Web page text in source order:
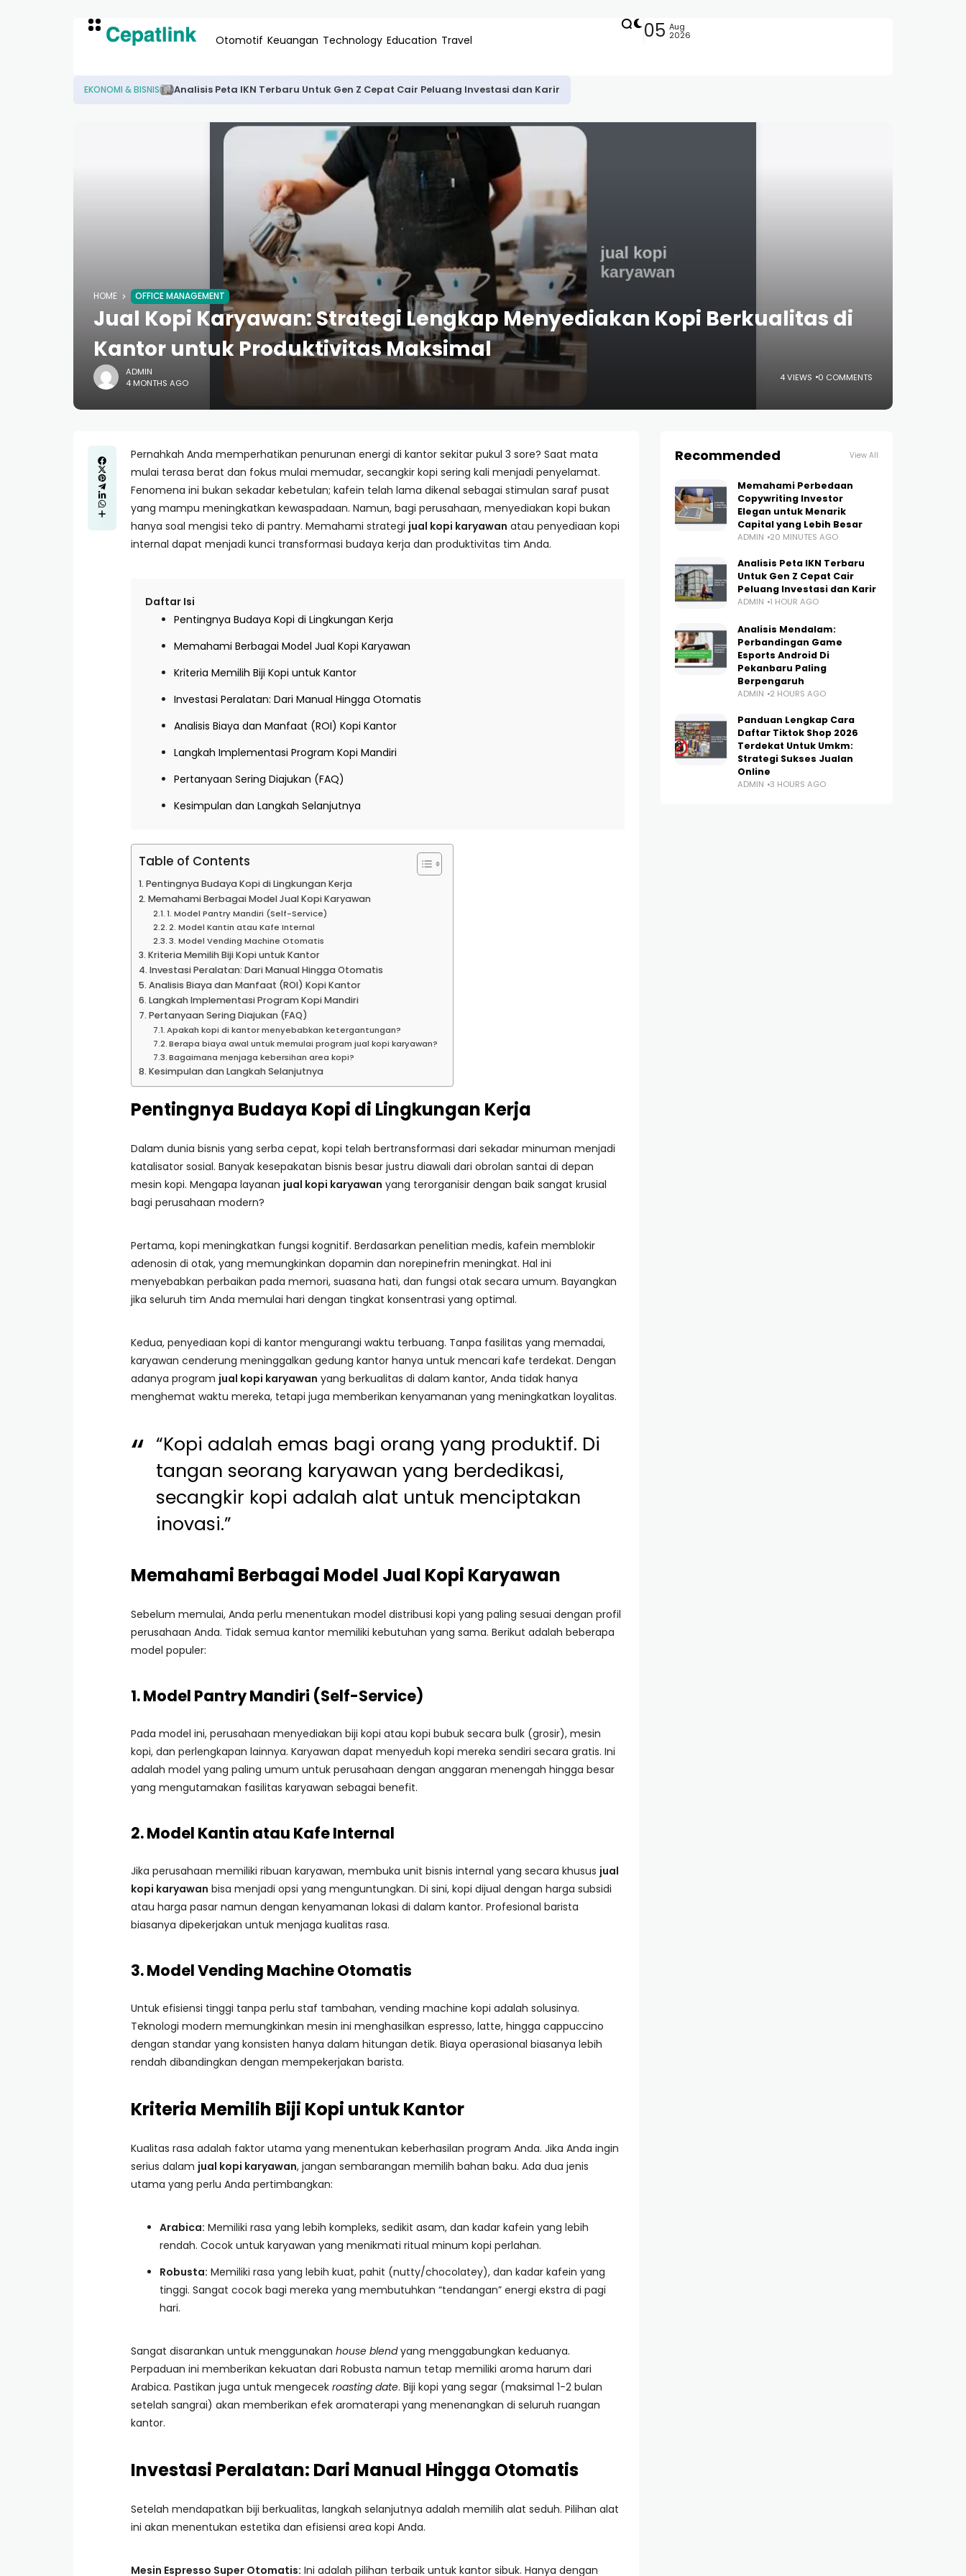
Otomotif Keuangan Technology Education Travel 05 Aug
2026
EKONOMI & BISNIS Analisis Peta IKN Terbaru Untuk Gen Z Cepat Cair Peluang Investasi dan Karir
HOME OFFICE MANAGEMENT
Jual Kopi Karyawan: Strategi Lengkap Menyediakan Kopi Berkualitas di
Kantor untuk Produktivitas Maksimal
ADMIN
4 MONTHS AGO
4 VIEWS 0 COMMENTS
Pernahkah Anda memperhatikan penurunan energi di kantor sekitar pukul 3 sore? Saat mata
mulai terasa berat dan fokus mulai memudar, secangkir kopi sering kali menjadi penyelamat.
Fenomena ini bukan sekadar kebetulan; kafein telah lama dikenal sebagai stimulan saraf pusat
yang mampu meningkatkan kewaspadaan. Namun, bagi perusahaan, menyediakan kopi bukan
hanya soal mengisi teko di pantry. Memahami strategi jual kopi karyawan atau penyediaan kopi
internal dapat menjadi kunci transformasi budaya kerja dan produktivitas tim Anda.
Daftar Isi
Pentingnya Budaya Kopi di Lingkungan Kerja
Memahami Berbagai Model Jual Kopi Karyawan
Kriteria Memilih Biji Kopi untuk Kantor
Investasi Peralatan: Dari Manual Hingga Otomatis
Analisis Biaya dan Manfaat (ROI) Kopi Kantor
Langkah Implementasi Program Kopi Mandiri
Pertanyaan Sering Diajukan (FAQ)
Kesimpulan dan Langkah Selanjutnya
Table of Contents
Pentingnya Budaya Kopi di Lingkungan Kerja
Memahami Berbagai Model Jual Kopi Karyawan
1. Model Pantry Mandiri (Self-Service)
2. Model Kantin atau Kafe Internal
3. Model Vending Machine Otomatis
Kriteria Memilih Biji Kopi untuk Kantor
Investasi Peralatan: Dari Manual Hingga Otomatis
Analisis Biaya dan Manfaat (ROI) Kopi Kantor
Langkah Implementasi Program Kopi Mandiri
Pertanyaan Sering Diajukan (FAQ)
Apakah kopi di kantor menyebabkan ketergantungan?
Berapa biaya awal untuk memulai program jual kopi karyawan?
Bagaimana menjaga kebersihan area kopi?
Kesimpulan dan Langkah Selanjutnya
Pentingnya Budaya Kopi di Lingkungan Kerja
Dalam dunia bisnis yang serba cepat, kopi telah bertransformasi dari sekadar minuman menjadi
katalisator sosial. Banyak kesepakatan bisnis besar justru diawali dari obrolan santai di depan
mesin kopi. Mengapa layanan jual kopi karyawan yang terorganisir dengan baik sangat krusial
bagi perusahaan modern?
Pertama, kopi meningkatkan fungsi kognitif. Berdasarkan penelitian medis, kafein memblokir
adenosin di otak, yang memungkinkan dopamin dan norepinefrin meningkat. Hal ini
menyebabkan perbaikan pada memori, suasana hati, dan fungsi otak secara umum. Bayangkan
jika seluruh tim Anda memulai hari dengan tingkat konsentrasi yang optimal.
Kedua, penyediaan kopi di kantor mengurangi waktu terbuang. Tanpa fasilitas yang memadai,
karyawan cenderung meninggalkan gedung kantor hanya untuk mencari kafe terdekat. Dengan
adanya program jual kopi karyawan yang berkualitas di dalam kantor, Anda tidak hanya
menghemat waktu mereka, tetapi juga memberikan kenyamanan yang meningkatkan loyalitas.
“Kopi adalah emas bagi orang yang produktif. Di
tangan seorang karyawan yang berdedikasi,
secangkir kopi adalah alat untuk menciptakan
inovasi.”
Memahami Berbagai Model Jual Kopi Karyawan
Sebelum memulai, Anda perlu menentukan model distribusi kopi yang paling sesuai dengan profil
perusahaan Anda. Tidak semua kantor memiliki kebutuhan yang sama. Berikut adalah beberapa
model populer:
1. Model Pantry Mandiri (Self-Service)
Pada model ini, perusahaan menyediakan biji kopi atau kopi bubuk secara bulk (grosir), mesin
kopi, dan perlengkapan lainnya. Karyawan dapat menyeduh kopi mereka sendiri secara gratis. Ini
adalah model yang paling umum untuk perusahaan dengan anggaran menengah hingga besar
yang mengutamakan fasilitas karyawan sebagai benefit.
2. Model Kantin atau Kafe Internal
Jika perusahaan memiliki ribuan karyawan, membuka unit bisnis internal yang secara khusus jual
kopi karyawan bisa menjadi opsi yang menguntungkan. Di sini, kopi dijual dengan harga subsidi
atau harga pasar namun dengan kenyamanan lokasi di dalam kantor. Profesional barista
biasanya dipekerjakan untuk menjaga kualitas rasa.
3. Model Vending Machine Otomatis
Untuk efisiensi tinggi tanpa perlu staf tambahan, vending machine kopi adalah solusinya.
Teknologi modern memungkinkan mesin ini menghasilkan espresso, latte, hingga cappuccino
dengan standar yang konsisten hanya dalam hitungan detik. Biaya operasional biasanya lebih
rendah dibandingkan dengan mempekerjakan barista.
Kriteria Memilih Biji Kopi untuk Kantor
Kualitas rasa adalah faktor utama yang menentukan keberhasilan program Anda. Jika Anda ingin
serius dalam jual kopi karyawan, jangan sembarangan memilih bahan baku. Ada dua jenis
utama yang perlu Anda pertimbangkan:
Arabica: Memiliki rasa yang lebih kompleks, sedikit asam, dan kadar kafein yang lebih
rendah. Cocok untuk karyawan yang menikmati ritual minum kopi perlahan.
Robusta: Memiliki rasa yang lebih kuat, pahit (nutty/chocolatey), dan kadar kafein yang
tinggi. Sangat cocok bagi mereka yang membutuhkan “tendangan” energi ekstra di pagi
hari.
Sangat disarankan untuk menggunakan house blendyang menggabungkan keduanya.
Perpaduan ini memberikan kekuatan dari Robusta namun tetap memiliki aroma harum dari
Arabica. Pastikan juga untuk mengecek roasting date. Biji kopi yang segar (maksimal 1-2 bulan
setelah sangrai) akan memberikan efek aromaterapi yang menenangkan di seluruh ruangan
kantor.
Investasi Peralatan: Dari Manual Hingga Otomatis
Setelah mendapatkan biji berkualitas, langkah selanjutnya adalah memilih alat seduh. Pilihan alat
ini akan menentukan estetika dan efisiensi area kopi Anda.
Mesin Espresso Super Otomatis: Ini adalah pilihan terbaik untuk kantor sibuk. Hanya dengan
Recommended View All
Memahami Perbedaan
Copywriting Investor
Elegan untuk Menarik
Capital yang Lebih Besar
ADMIN 20 MINUTES AGO
Analisis Peta IKN Terbaru
Untuk Gen Z Cepat Cair
Peluang Investasi dan Karir
ADMIN 1 HOUR AGO
Analisis Mendalam:
Perbandingan Game
Esports Android Di
Pekanbaru Paling
Berpengaruh
ADMIN 2 HOURS AGO
Panduan Lengkap Cara
Daftar Tiktok Shop 2026
Terdekat Untuk Umkm:
Strategi Sukses Jualan
Online
ADMIN 3 HOURS AGO